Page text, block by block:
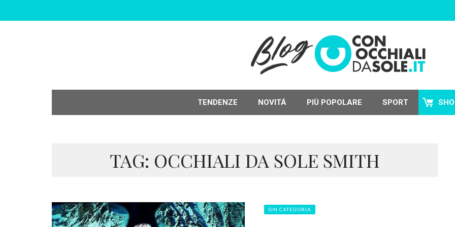
TENDENZE NOVITÁ PIÙ POPOLARE SPORT
TAG: OCCHIALI DA SOLE SMITH
SIN CATEGORÍA